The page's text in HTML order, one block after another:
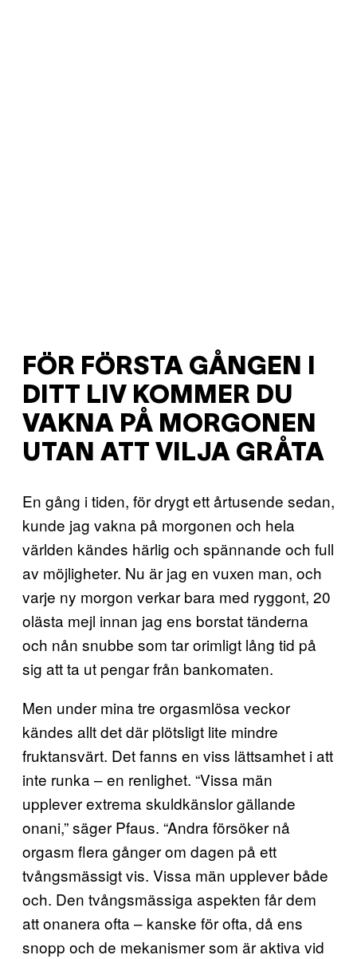
FÖR FÖRSTA GÅNGEN I
DITT LIV KOMMER DU
VAKNA PÅ MORGONEN
UTAN ATT VILJA GRÅTA
En gång i tiden, för drygt ett årtusende sedan,
kunde jag vakna på morgonen och hela
världen kändes härlig och spännande och full
av möjligheter. Nu är jag en vuxen man, och
varje ny morgon verkar bara med ryggont, 20
olästa mejl innan jag ens borstat tänderna
och nån snubbe som tar orimligt lång tid på
sig att ta ut pengar från bankomaten.
Men under mina tre orgasmlösa veckor
kändes allt det där plötsligt lite mindre
fruktansvärt. Det fanns en viss lättsamhet i att
inte runka – en renlighet. “Vissa män
upplever extrema skuldkänslor gällande
onani,” säger Pfaus. “Andra försöker nå
orgasm flera gånger om dagen på ett
tvångsmässigt vis. Vissa män upplever både
och. Den tvångsmässiga aspekten får dem
att onanera ofta – kanske för ofta, då ens
snopp och de mekanismer som är aktiva vid